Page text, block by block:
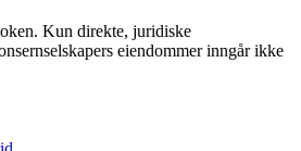
Kun direkte, juridiske
eiendommer inngår ikke